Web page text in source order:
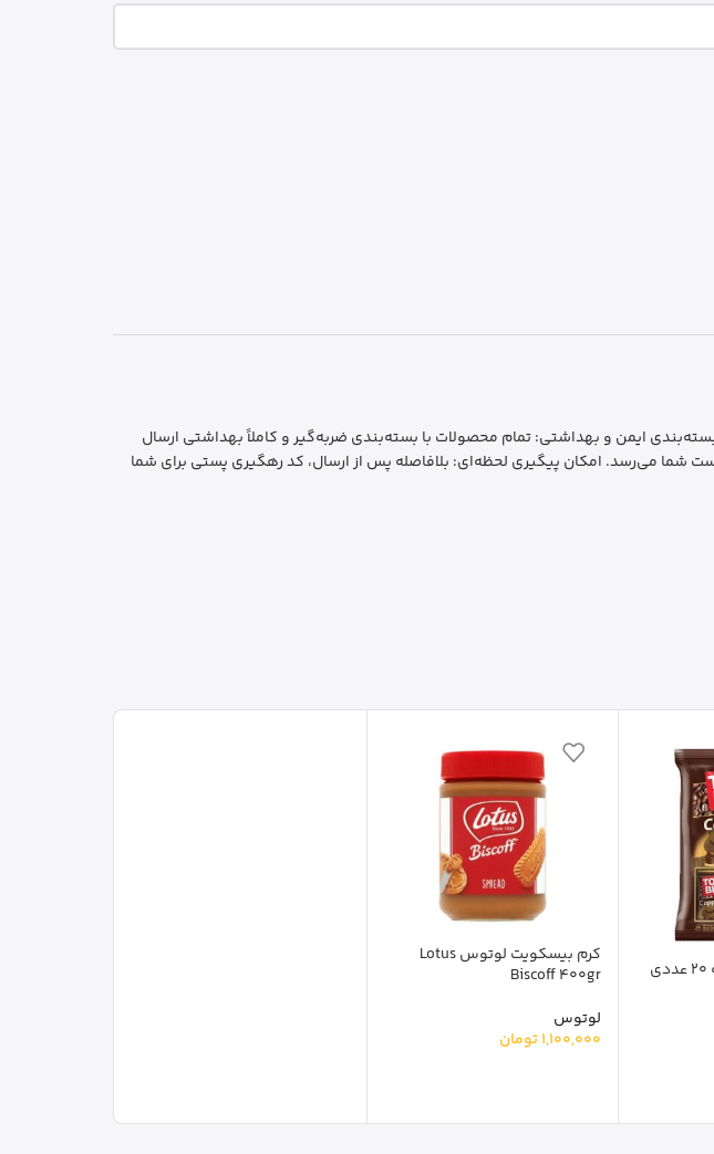
روز اماده سایزی و ارسال می گردد. بسته‌بندی ایمن و بهداشتی: تمام محصولات با بسته‌بندی ضربه‌گیر و کاملاً بهداشتی ارسال
شما می‌رسد. امکان پیگیری لحظه‌ای: بلافاصله پس از ارسال، کد رهگیری پستی برای شما
کاپوچینو ترابیکا بسته 20 عددی
کرم بیسکویت لوتوس Lotus
Biscoff 400gr
لوتوس
1,100,000تومان